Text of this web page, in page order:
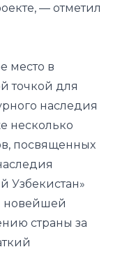
— отметил
место в
точкой для
наследия
несколько
посвященных
Узбекистан»
новейшей
страны за